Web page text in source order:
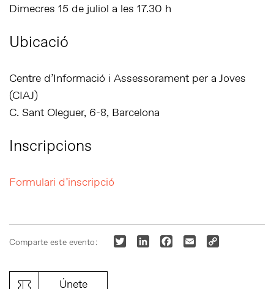
Dimecres 15 de juliol a les 17.30 h
Ubicació
Centre d’Informació i Assessorament per a Joves
(CIAJ)
C. Sant Oleguer, 6-8, Barcelona
Inscripcions
Formulari d’inscripció
Comparte este evento: Twitter LinkedInFacebook
Email
Únete